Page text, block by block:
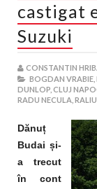
castigat
Suzuki
CONSTANTIN
BOGDAN VRABIE,
DUNLOP, CLUJ
RADU NECULA,
Dănuț
Budai și-
a trecut
în cont